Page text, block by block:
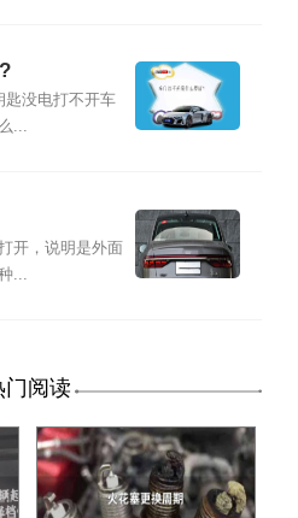
匙没电打不开车
...
开，说明是外面
...
门阅读